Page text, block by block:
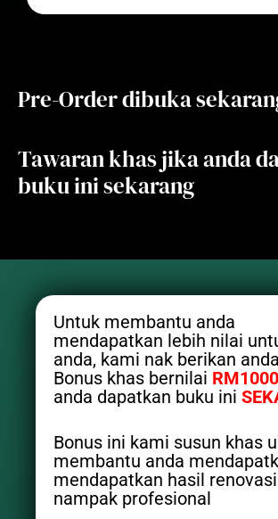
Pre-Order dibuka
Tawaran khas jika anda
buku ini sekarang
Untuk membantu anda
mendapatkan lebih nilai
anda, kami nak berikan
Bonus khas bernilai RM1000
anda dapatkan buku ini
Bonus ini kami susun khas
membantu anda
mendapatkan hasil
nampak profesional